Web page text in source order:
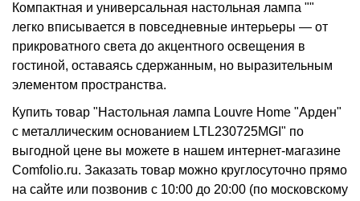
Компактная и универсальная настольная лампа ""
легко вписывается в повседневные интерьеры — от
прикроватного света до акцентного освещения в
гостиной, оставаясь сдержанным, но выразительным
элементом пространства.
Купить товар "Настольная лампа Louvre Home "Арден"
с металлическим основанием LTL230725MGI" по
выгодной цене вы можете в нашем интернет-магазине
Comfolio.ru. Заказать товар можно круглосуточно прямо
на сайте или позвонив с 10:00 до 20:00 (по московскому